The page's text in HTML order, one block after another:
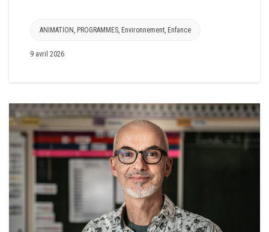
ANIMATION , PROGRAMMES, Environnement, Enfance
9 avril 2026